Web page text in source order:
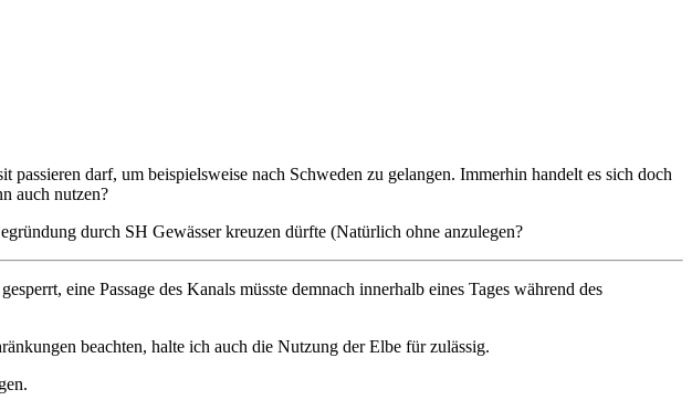
darf, um beispielsweise nach Schweden zu gelangen. Immerhin handelt es sich doch
auch nutzen?
durch SH Gewässer kreuzen dürfte (Natürlich ohne anzulegen?
eine Passage des Kanals müsste demnach innerhalb eines Tages während des
beachten, halte ich auch die Nutzung der Elbe für zulässig.